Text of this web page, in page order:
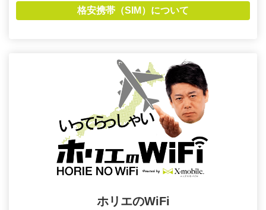
格安携帯（SIM）について
ホリエのWiFi